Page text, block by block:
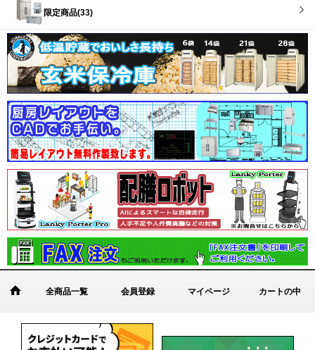
限定商品(33)
全商品一覧 会員登録 マイページ カートの中